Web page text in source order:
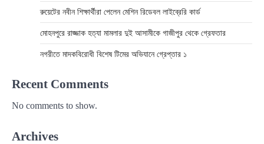
রুয়েটের নবীন শিক্ষার্থীরা পেলেন মেশিন রিডেবল লাইব্রেরি কার্ড
মোহনপুরে রাজ্জাক হত্যা মামলার দুই আসামীকে গাজীপুর থেকে গ্রেফতার
নগরীতে মাদকবিরোধী বিশেষ টিমের অভিযানে গ্রেপ্তার ১
Recent Comments
No comments to show.
Archives